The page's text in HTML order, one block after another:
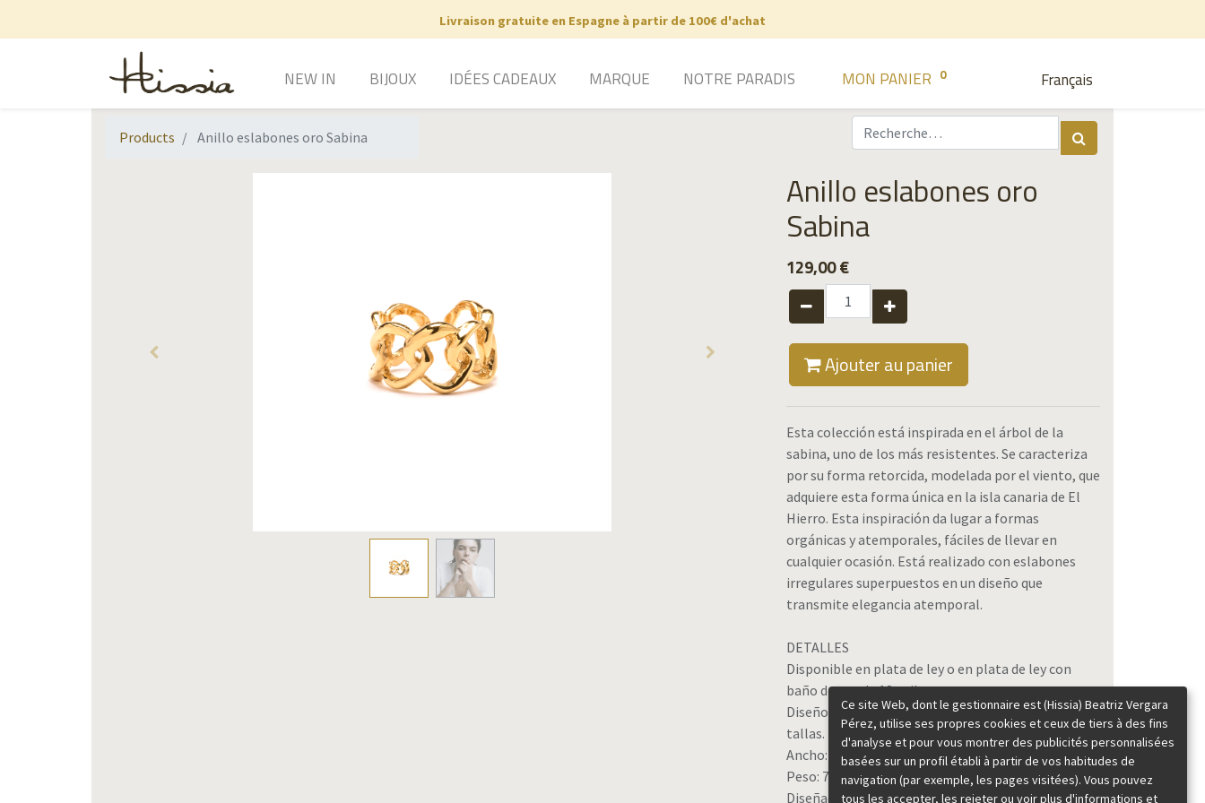
Livraison gratuite en Espagne à partir de 100€ d'achat
Français
NEW IN BIJOUX IDÉES CADEAUX MARQUE NOTRE PARADIS MON PANIER 0
Products Anillo eslabones oro Sabina
Anillo eslabones oro
Sabina
129,00€
Ajouter au panier
Esta colección está inspirada en el árbol de la
sabina, uno de los más resistentes. Se caracteriza
por su forma retorcida, modelada por el viento, que
adquiere esta forma única en la isla canaria de El
Hierro. Esta inspiración da lugar a formas
orgánicas y atemporales, fáciles de llevar en
cualquier ocasión. Está realizado con eslabones
irregulares superpuestos en un diseño que
transmite elegancia atemporal.
DETALLES
Disponible en plata de ley o en plata de ley con
baño de oro de 18 quilates.
Diseño abierto que permite ajustarlo a diferentes
tallas.
Ancho: 1 cm.
Peso: 7 gr.
Diseñado y hecho en España
Ce site Web, dont le gestionnaire est (Hissia) Beatriz Vergara
Pérez, utilise ses propres cookies et ceux de tiers à des fins
d'analyse et pour vous montrer des publicités personnalisées
basées sur un profil établi à partir de vos habitudes de
navigation (par exemple, les pages visitées). Vous pouvez
tous les accepter, les rejeter ou voir plus d'informations et